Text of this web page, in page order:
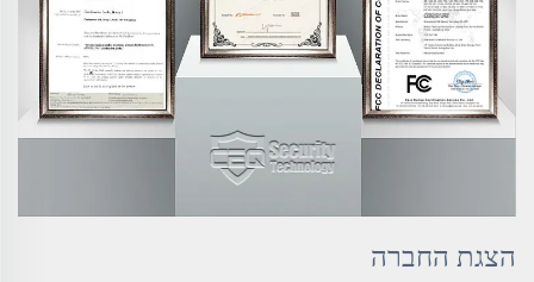
הצגת החברה